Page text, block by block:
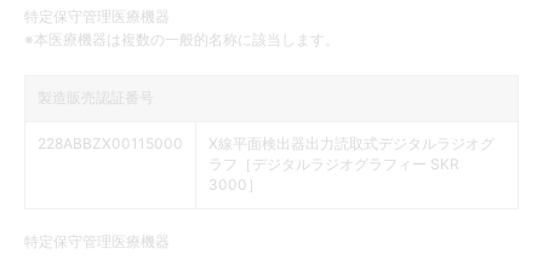
特定保守管理医療機器
※本医療機器は複数の一般的名称に該当します。
製造販売認証番号
228ABBZX00115000
X線平面検出器出力読取式デジタルラジオグ
ラフ［デジタルラジオグラフィー SKR
3000］
特定保守管理医療機器